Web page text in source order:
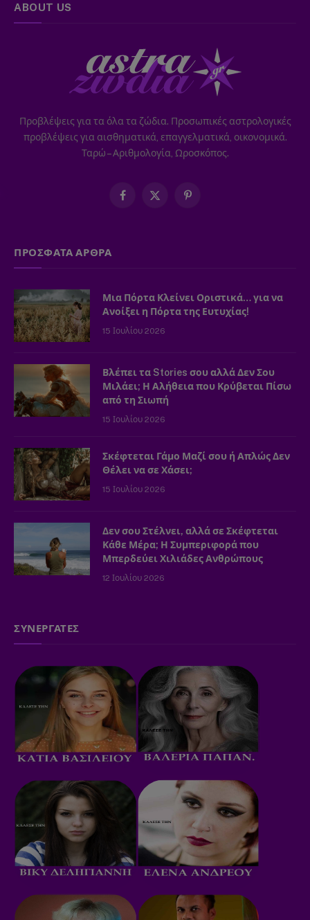
ABOUT US
Προβλέψεις για τα όλα τα ζώδια. Προσωπικές αστρολογικές
προβλέψεις για αισθηματικά, επαγγελματικά, οικονομικά.
Ταρώ – Αριθμολογία, Ωροσκόπος.
Facebook
X
Pinterest
ΠΡΟΣΦΑΤΑ ΑΡΘΡΑ
Μια Πόρτα Κλείνει Οριστικά… για να
Ανοίξει η Πόρτα της Ευτυχίας!
15 Ιουλίου 2026
Βλέπει τα Stories σου αλλά Δεν Σου
Μιλάει; Η Αλήθεια που Κρύβεται Πίσω
από τη Σιωπή
15 Ιουλίου 2026
Σκέφτεται Γάμο Μαζί σου ή Απλώς Δεν
Θέλει να σε Χάσει;
15 Ιουλίου 2026
Δεν σου Στέλνει, αλλά σε Σκέφτεται
Κάθε Μέρα; Η Συμπεριφορά που
Μπερδεύει Χιλιάδες Ανθρώπους
12 Ιουλίου 2026
ΣΥΝΕΡΓΑΤΕΣ